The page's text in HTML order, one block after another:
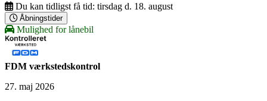
Du kan tidligst få tid: tirsdag d. 18. august
Åbningstider
Mulighed for lånebil
FDM værkstedskontrol
27. maj 2026